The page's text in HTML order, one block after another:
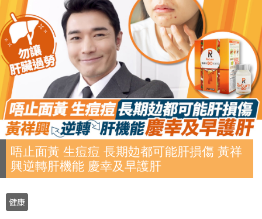
唔止面黃 生痘痘 長期攰都可能肝損傷 黃祥
興逆轉肝機能 慶幸及早護肝
健康